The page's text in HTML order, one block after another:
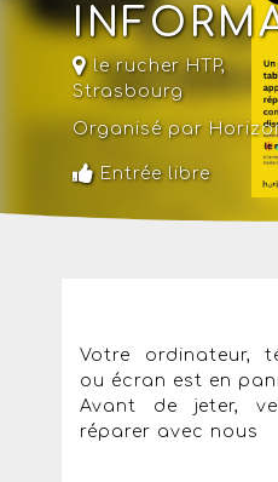
le rucher HTP,
Strasbourg
Organisé par
Entrée libre
Votre ordinateur,
ou écran est en
Avant de jeter,
réparer avec nous